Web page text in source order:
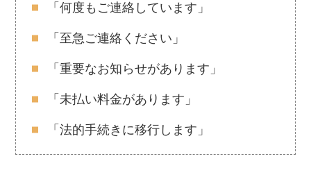
「何度もご連絡しています」
「至急ご連絡ください」
「重要なお知らせがあります」
「未払い料金があります」
「法的手続きに移行します」